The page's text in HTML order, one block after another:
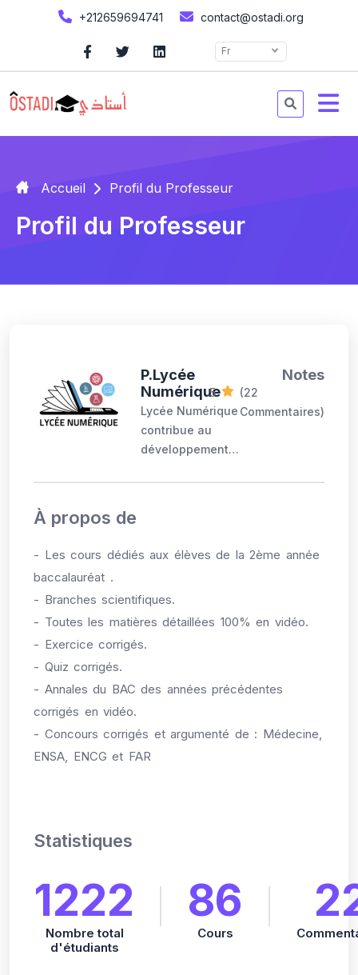
+212659694741 contact@ostadi.org
Fr
Accueil Profil du Professeur
Profil du Professeur
P.Lycée
Numérique
Lycée Numérique
contribue au
développement
connaissances et
en vidéo de toutes
les matières ainsi
que des concours
Médecine + ENSA
Notes
5
(22
Commentaires)
À propos de
- Les cours dédiés aux élèves de la 2ème année
baccalauréat .
- Branches scientifiques.
- Toutes les matières détaillées 100% en vidéo.
- Exercice corrigés.
- Quiz corrigés.
- Annales du BAC des années précédentes
corrigés en vidéo.
- Concours corrigés et argumenté de : Médecine,
ENSA, ENCG et FAR
Statistiques
1222
Nombre total
d'étudiants
86
Cours